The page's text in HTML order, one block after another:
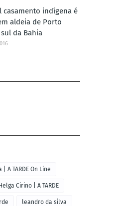
casamento indígena é
aldeia de Porto
da Bahia
A TARDE On Line
Helga Cirino | A TARDE
leandro da silva